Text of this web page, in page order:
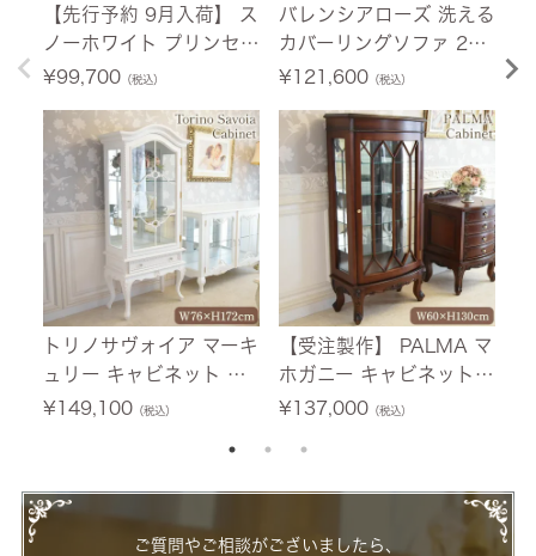
【先行予約 9月入荷】 ス
ノーホワイト プリンセス
シングルベッド ホワイト
設置サービス付】
¥99,700（税込）
トリノサヴォイア マーキ
ュリー キャビネット ホ
ワイト 幅76cm 【送料無
¥149,100（税込）
バレンシアローズ 洗える
カバーリングソファ 2人
掛け(2P) 薔薇 幅150cm
ス付】
¥121,600（税込）
【受注製作】 PALMA マ
ホガニー キャビネット
幅60cm 【送料無料/設
¥137,000（税込）
¥
ご質問やご相談がございましたら、